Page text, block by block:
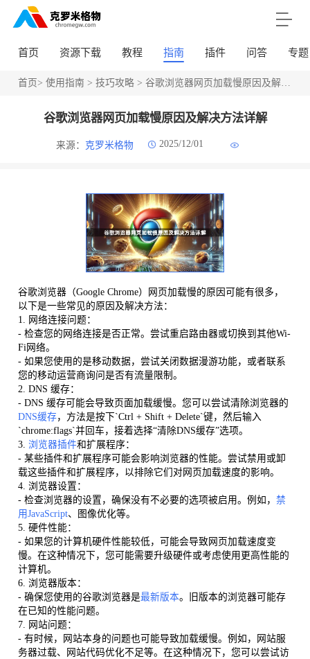
首页 资源下载 教程 指南 插件 问答 专题
首页> 使用指南 > 技巧攻略> 谷歌浏览器网页加载慢原因及解决方法详解
谷歌浏览器网页加载慢原因及解决方法详解
来源： 克罗米格物 2025/12/01
谷歌浏览器（Google Chrome）网页加载慢的原因可能有很多，
以下是一些常见的原因及解决方法：
1. 网络连接问题：
- 检查您的网络连接是否正常。尝试重启路由器或切换到其他Wi-
Fi网络。
- 如果您使用的是移动数据，尝试关闭数据漫游功能，或者联系
您的移动运营商询问是否有流量限制。
2. DNS 缓存：
- DNS 缓存可能会导致页面加载缓慢。您可以尝试清除浏览器的
DNS缓存，方法是按下`Ctrl + Shift + Delete`键，然后输入
`chrome:flags`并回车，接着选择“清除DNS缓存”选项。
3. 浏览器插件和扩展程序：
- 某些插件和扩展程序可能会影响浏览器的性能。尝试禁用或卸
载这些插件和扩展程序，以排除它们对网页加载速度的影响。
4. 浏览器设置：
- 检查浏览器的设置，确保没有不必要的选项被启用。例如， 禁
用JavaScript、图像优化等。
5. 硬件性能：
- 如果您的计算机硬件性能较低，可能会导致网页加载速度变
慢。在这种情况下，您可能需要升级硬件或考虑使用更高性能的
计算机。
6. 浏览器版本：
- 确保您使用的谷歌浏览器是最新版本。旧版本的浏览器可能存
在已知的性能问题。
7. 网站问题：
- 有时候，网站本身的问题也可能导致加载缓慢。例如，网站服
务器过载、网站代码优化不足等。在这种情况下，您可以尝试访